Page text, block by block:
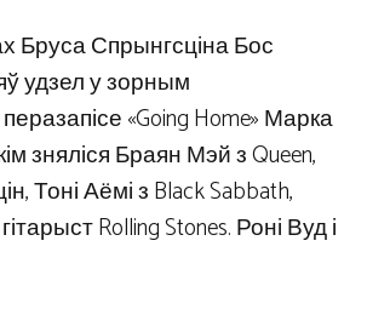
Бруса Спрынгсціна Бос
удзел у зорным
«Going Home» Марка
зняліся Браян Мэй з Queen,
Тоні Аёмі з Black Sabbath,
Rolling Stones. Роні Вуд і